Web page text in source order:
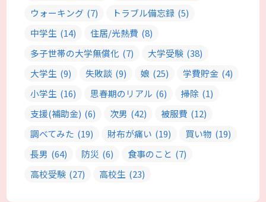
ウォーキング (7) トラブル備忘録 (5)
中学生 (14) 住居/光熱費 (8)
多子世帯の大学無償化 (7) 大学受験 (38)
大学生 (9) 失敗談 (9) 娘 (25) 学費貯金 (4)
小学生 (16) 思春期のリアル (6) 掃除 (1)
支援(補助金) (6) 次男 (42) 被服費 (12)
調べてみた (19) 財布が痛い (19) 買い物 (19)
長男 (64) 防災 (6) 食事のこと (7)
高校受験 (27) 高校生 (23)